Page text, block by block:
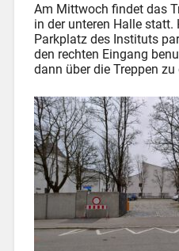
Am Mittwoch findet das
in der unteren Halle
Parkplatz des Instituts
den rechten Eingang
dann über die Treppen